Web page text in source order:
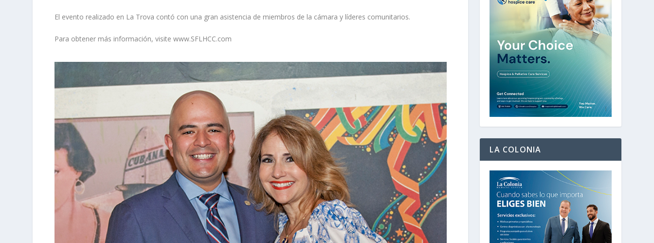
El evento realizado en La Trova contó con una gran asistencia de miembros de la cámara y líderes comunitarios.
Para obtener más información, visite www.SFLHCC.com
LA COLONIA